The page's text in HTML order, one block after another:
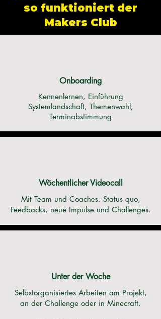
so funktioniert der
Makers Club
Onboarding
Kennenlernen, Einführung
Systemlandschaft, Themenwahl,
Terminabstimmung
Wöchentlicher Videocall
Mit Team und Coaches. Status quo,
Feedbacks, neue Impulse und Challenges.
Unter der Woche
Selbstorganisiertes Arbeiten am Projekt,
an der Challenge oder in Minecraft.